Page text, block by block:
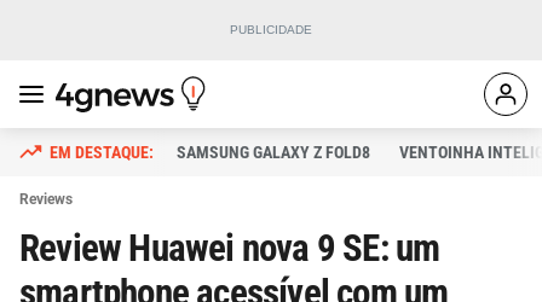
SAMSUNG GALAXY Z FOLD8 VENTOINHA
Reviews
Review Huawei nova 9 SE: um
smartphone acessível com um